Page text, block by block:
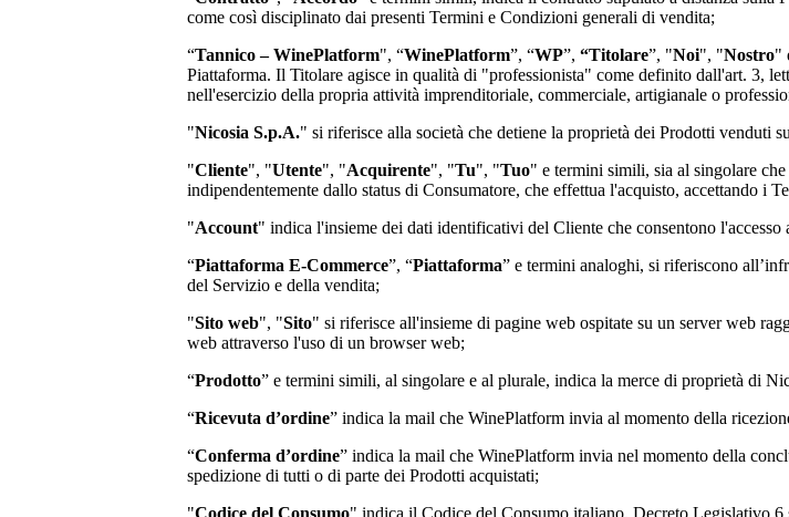
come così disciplinato dai presenti Termini e Condizioni generali di vendita;
“Tannico – WinePlatform", “WinePlatform”, “WP”, “Titolare”, "Noi", "Nostro"
Piattaforma. Il Titolare agisce in qualità di "professionista" come definito dall'art. 3,
nell'esercizio della propria attività imprenditoriale, commerciale, artigianale o
"Nicosia S.p.A."si riferisce alla società che detiene la proprietà dei Prodotti venduti
"Cliente", "Utente", "Acquirente", "Tu", "Tuo" e termini simili, sia al singolare
indipendentemente dallo status di Consumatore, che effettua l'acquisto, accettando i
"Account" indica l'insieme dei dati identificativi del Cliente che consentono
“Piattaforma E-Commerce”, “Piattaforma” e termini analoghi, si riferiscono
del Servizio e della vendita;
"Sito web", "Sito" si riferisce all'insieme di pagine web ospitate su un server web
web attraverso l'uso di un browser web;
“Prodotto” e termini simili, al singolare e al plurale, indica la merce di proprietà di
“Ricevuta d’ordine” indica la mail che WinePlatform invia al momento della
“Conferma d’ordine” indica la mail che WinePlatform invia nel momento della
spedizione di tutti o di parte dei Prodotti acquistati;